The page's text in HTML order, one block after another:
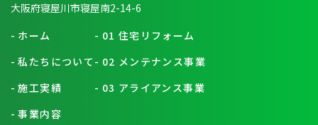
大阪府寝屋川市寝屋南2-14-6
- ホーム
- 私たちについて
- 施工実績
- 事業内容
- 01 住宅リフォーム
- 02 メンテナンス事業
- 03 アライアンス事業